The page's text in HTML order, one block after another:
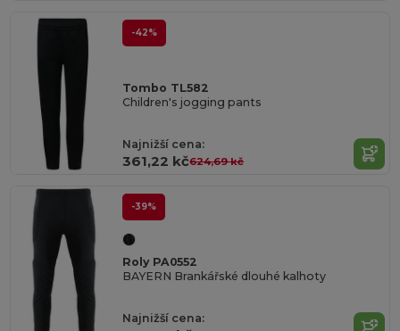
-42%
Tombo TL582
Children's jogging pants
Najnižší cena:
361,22 kč624,69 kč
-39%
Roly PA0552
BAYERN Brankářské dlouhé kalhoty
Najnižší cena: